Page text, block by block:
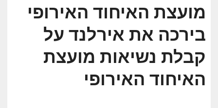
מועצת האיחוד האירופי
בירכה את אירלנד על
קבלת נשיאות מועצת
האיחוד האירופי